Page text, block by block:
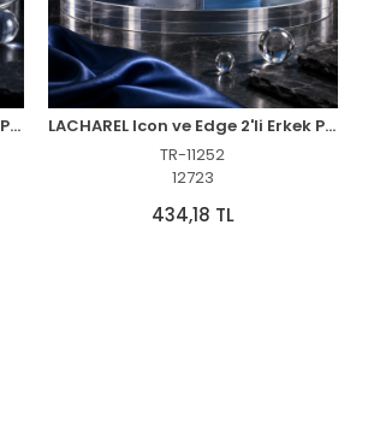
LACHAREL Icon ve Aura 2'li Erkek Parfüm Seti Eau De Parfum 2x50 ML
LACHAREL Icon ve Edge 2'li Erkek Parfüm Seti Eau De Parfum 2x50 ML
TR-11252
12723
434,18 TL